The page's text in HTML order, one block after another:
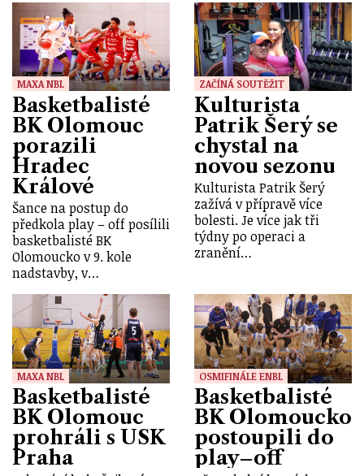
MAXA NBL
Basketbalisté
BK Olomouc
porazili
Hradec
Králové
Šance na postup do
předkola play – off posílili
basketbalisté BK
Olomoucko v 9. kole
nadstavby, v…
ZAČÍNÁ SOUTĚŽIT
Kulturista
Patrik Šerý se
chystal na
novou sezonu
Kulturista Patrik Šerý
zažívá v přípravě více
bolesti. Je více jak tři
týdny po operaci a
zranění…
MAXA NBL
Basketbalisté
BK Olomouc
prohráli s USK
Praha
OSMIFINÁLE ENBL
Basketbalisté
BK Olomoucko
postoupili do
play–off